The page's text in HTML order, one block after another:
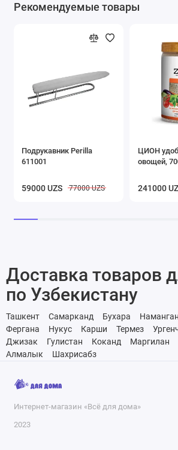
Рекомендуемые товары
Подрукавник Perilla
611001
59000 UZS 77000 UZS
ЦИОН
овощей,
241000
Доставка товаров
по Узбекистану
Ташкент Самарканд Бухара Наманган
Фергана
Нукус Карши Термез
Джизак
Гулистан Коканд Маргилан
Алмалык
Шахрисабз
Интернет-магазин «Всё для дома»
2023